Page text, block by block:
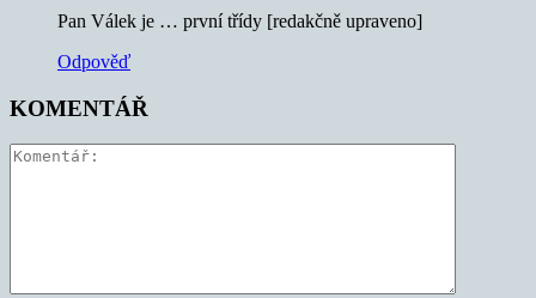
Pan Válek je … první třídy [redakčně upraveno]
Odpověď
KOMENTÁŘ